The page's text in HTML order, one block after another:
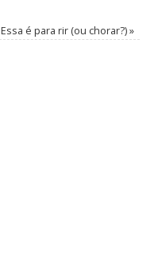
Essa é para rir (ou chorar?)»